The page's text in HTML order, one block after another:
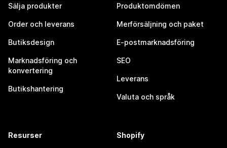
Sälja produkter
Order och leverans
Butiksdesign
Marknadsföring och
konvertering
Butikshantering
Produktomdömen
Merförsäljning och paket
E-postmarknadsföring
SEO
Leverans
Valuta och språk
Resurser Shopify